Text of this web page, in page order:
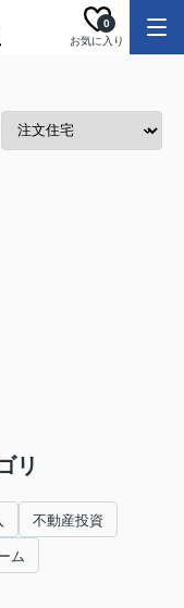
お気に入り
0
リ
不動産投資
ム